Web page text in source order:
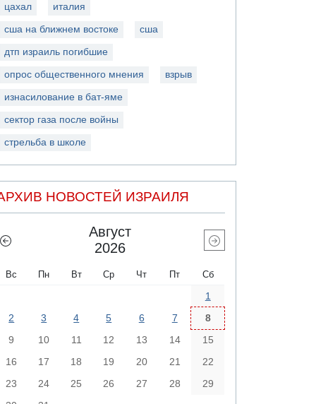
цахал италия
сша на ближнем востоке сша
дтп израиль погибшие
опрос общественного мнения взрыв
изнасилование в бат-яме
сектор газа после войны
стрельба в школе
НОВОСТЕЙ ИЗРАИЛЯ
Август
2026
Вс Пн Вт Ср Чт Пт Сб
1
2
3 4 5 6 7
8
9
10 11 12 13 14
15
16
17 18 19 20 21
22
23
24 25 26 27 28
29